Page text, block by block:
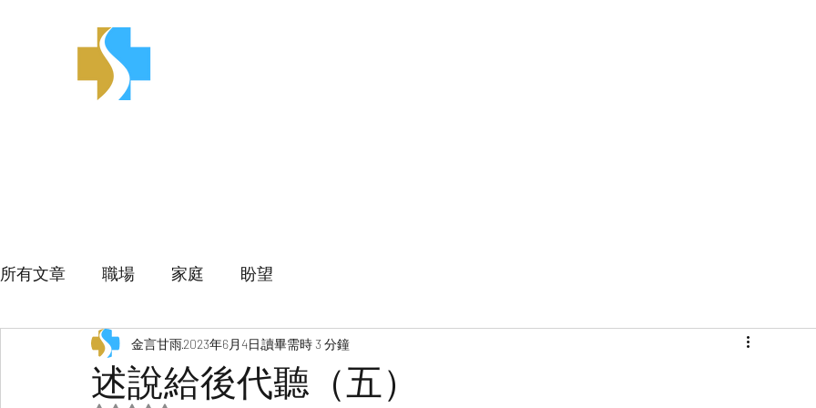
所有文章 職場 家庭 盼望
述說給後代聽（五）
金言甘雨2023年6月4日讀畢需時 3 分鐘